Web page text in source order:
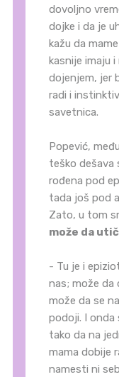
dovoljno
dojke i da je
kažu da
kasnije imaju
dojenjem, jer
radi i
savetnica.
Popević,
teško dešava
rođena pod
tada još pod
Zato, u tom
može da
- Tu je i
nas; može da
može da se
podoji. I
tako da na
mama dobije
namesti ni